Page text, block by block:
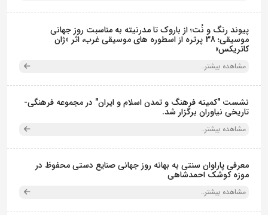
پیوند رنگ و نُت؛ از باروک تا مدرنیته به مناسبت روز جهانی
موسیقی؛ 38 پرتره از اسطوره های موسیقی غرب، اثر «ژان
کاتریکس»
مشاهده بیشتر..
نشست "کمیته فرهنگ و تمدن اسلام و ایران" در مجموعه فرهنگی‌-
تاریخی نیاوران برگزار شد.
مشاهده بیشتر..
معرفی پاراوان سنتی به بهانه روز جهانی صنایع دستی محفوظ در
موزه کوشک احمدشاهی
مشاهده بیشتر..